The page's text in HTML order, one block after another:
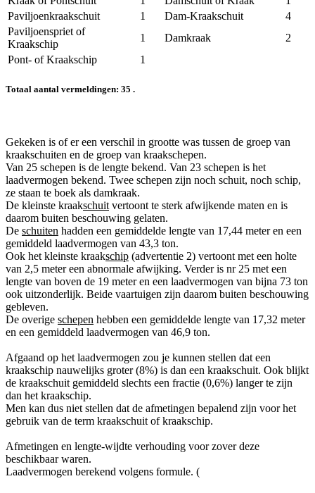
Paviljoenkraakschuit
1 Dam-Kraakschuit
4
Paviljoenspriet of
Kraakschip
1 Damkraak
2
Pont- of Kraakschip
1
Totaal aantal vermeldingen: 35 .
Gekeken is of er een verschil in grootte was tussen de groep van
kraakschuiten en de groep van kraakschepen.
Van 25 schepen is de lengte bekend. Van 23 schepen is het
laadvermogen bekend. Twee schepen zijn noch schuit, noch schip,
ze staan te boek als damkraak.
De kleinste kraakschuitvertoont te sterk afwijkende maten en is
daarom buiten beschouwing gelaten.
De schuiten hadden een gemiddelde lengte van 17,44 meter en een
gemiddeld laadvermogen van 43,3 ton.
Ook het kleinste kraakschip (advertentie 2) vertoont met een holte
van 2,5 meter een abnormale afwijking. Verder is nr 25 met een
lengte van boven de 19 meter en een laadvermogen van bijna 73 ton
ook uitzonderlijk. Beide vaartuigen zijn daarom buiten beschouwing
gebleven.
De overige schepen hebben een gemiddelde lengte van 17,32 meter
en een gemiddeld laadvermogen van 46,9 ton.
Afgaand op het laadvermogen zou je kunnen stellen dat een
kraakschip nauwelijks groter (8%) is dan een kraakschuit. Ook blijkt
de kraakschuit gemiddeld slechts een fractie (0,6%) langer te zijn
dan het kraakschip.
Men kan dus niet stellen dat de afmetingen bepalend zijn voor het
gebruik van de term kraakschuit of kraakschip.
Afmetingen en lengte-wijdte verhouding voor zover deze
beschikbaar waren.
Laadvermogen berekend volgens formule. (